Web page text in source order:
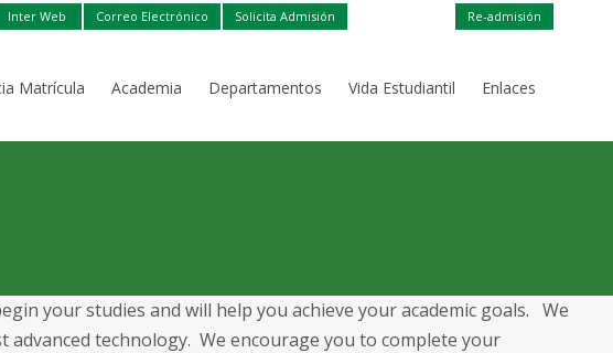
Inter Web Correo Electrónico Solicita Admisión Re-admisión
Matrícula Academia Departamentos Vida Estudiantil Enlaces
your studies and will help you achieve your academic goals. We
technology. We encourage you to complete your